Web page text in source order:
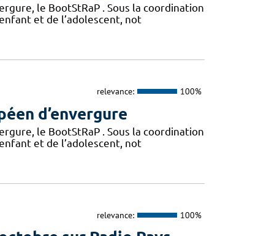
le BootStRaP . Sous la coordination
et de l’adolescent, not
relevance: 100%
d’envergure
le BootStRaP . Sous la coordination
et de l’adolescent, not
relevance: 100%